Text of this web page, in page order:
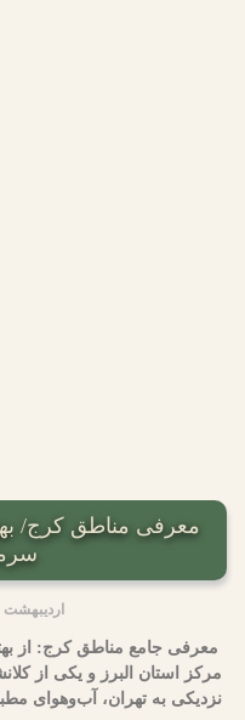
معرفی مناطق کرج/
اردیبهشت 1, 1404
معرفی جامع مناطق کرج: از
مرکز استان البرز و یکی از
نزدیکی به تهران، آب‌وهوای